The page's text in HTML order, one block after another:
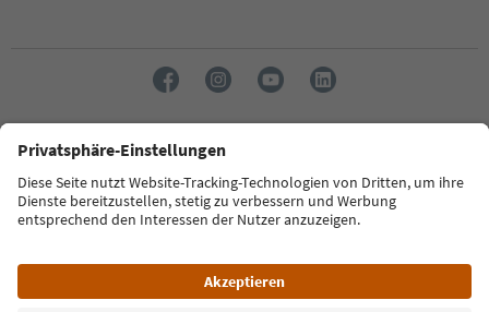
Sprache: Deutsch
FAQ Kontakt Presse MICE Datenschutzerklärung
Zugänglichkeitserklärung